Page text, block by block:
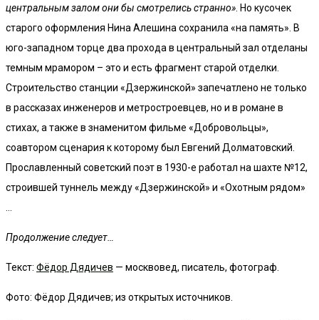
центральным залом они бы смотрелись странно» . Но кусочек
старого оформления Нина Алешина сохранила «на память». В
юго-западном торце два прохода в центральный зал отделаны
темным мрамором – это и есть фрагмент старой отделки.
Строительство станции «Дзержинской» запечатлено не только
в рассказах инженеров и метростроевцев, но и в романе в
стихах, а также в знаменитом фильме «Добровольцы»,
соавтором сценария к которому был Евгений Долматовский.
Прославленный советский поэт в 1930-е работал на шахте №12,
строившей туннель между «Дзержинской» и «Охотным рядом»
Продолжение следует…
Текст: Фёдор Дядичев — москвовед, писатель, фотограф.
Фото: Фёдор Дядичев; из открытых источников.